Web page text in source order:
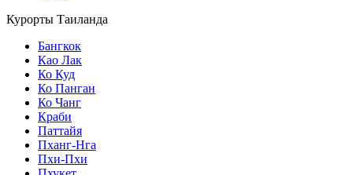
Курорты Таиланда
Бангкок
Као Лак
Ко Куд
Ко Панган
Ко Чанг
Краби
Паттайя
Пханг-Нга
Пхи-Пхи